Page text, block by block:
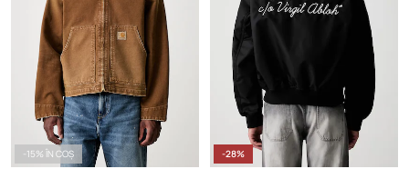
-15% ÎN COȘ -28%